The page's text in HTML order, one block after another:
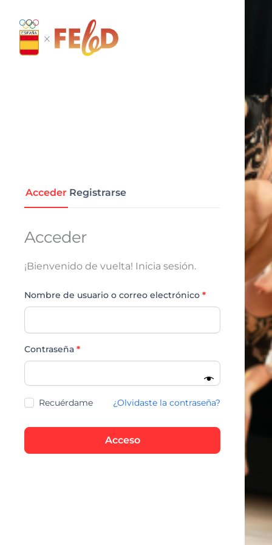
contenido
Mi cuenta
Acceder Registrarse
Acceder
¡Bienvenido de vuelta! Inicia sesión.
Nombre de usuario o correo electrónico*
Contraseña*
Recuérdame ¿Olvidaste la contraseña?
Acceso